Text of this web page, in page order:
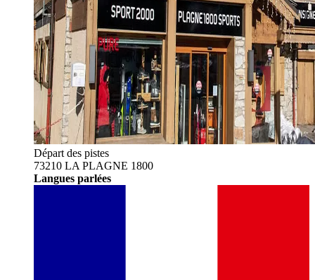
Départ des pistes
73210 LA PLAGNE 1800
Langues parlées